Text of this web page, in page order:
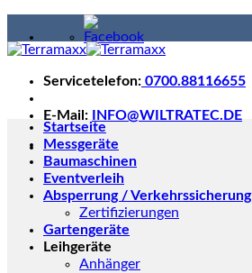
to
content
Servicetelefon: 0700.88116655
E-Mail:
INFO@WILTRATEC.DE
Startseite
Messgeräte
Baumaschinen
Eventverleih
Absperrung / Verkehrssicherung
Zertifizierungen
Gartengeräte
Leihgeräte
Anhänger